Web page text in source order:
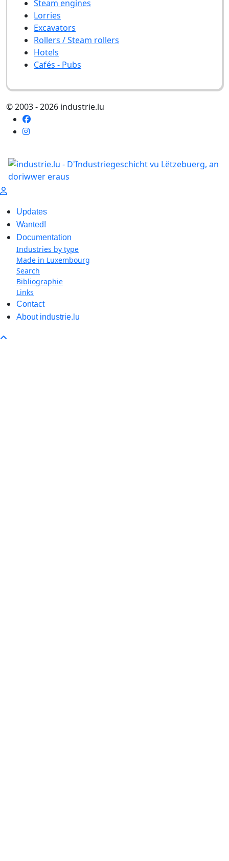
Steam engines
Lorries
Excavators
Rollers / Steam rollers
Hotels
Cafés - Pubs
© 2003 - 2026 industrie.lu
Updates
Wanted!
Documentation
Industries by type
Made in Luxembourg
Search
Bibliographie
Links
Contact
About industrie.lu